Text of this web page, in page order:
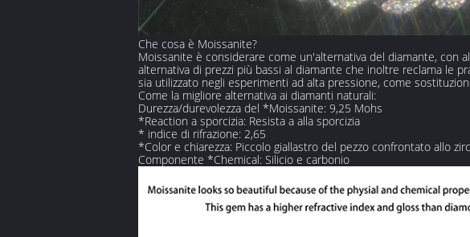
Che cosa è Moissanite?
Moissanite è considerare come un'alternativa del diamante, con
alternativa di prezzi più bassi al diamante che inoltre reclama le
sia utilizzato negli esperimenti ad alta pressione, come
Come la migliore alternativa ai diamanti naturali:
Durezza/durevolezza del *Moissanite: 9,25 Mohs
*Reaction a sporcizia: Resista a alla sporcizia
* indice di rifrazione: 2,65
*Color e chiarezza: Piccolo giallastro del pezzo confrontato allo
Componente *Chemical: Silicio e carbonio